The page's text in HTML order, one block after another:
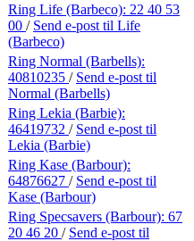
Ring Life (Barbeco): 22 40 53
00 / Send e-post til Life
(Barbeco)
Ring Normal (Barbells):
40810235 / Send e-post til
Normal (Barbells)
Ring Lekia (Barbie):
46419732 / Send e-post til
Lekia (Barbie)
Ring Kase (Barbour):
64876627 / Send e-post til
Kase (Barbour)
Ring Specsavers (Barbour): 67
20 46 20 / Send e-post til